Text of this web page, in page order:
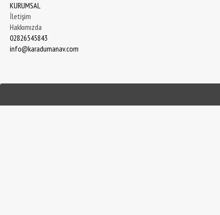
KURUMSAL
İletişim
Hakkımızda
02826545843
info@karadumanav.com